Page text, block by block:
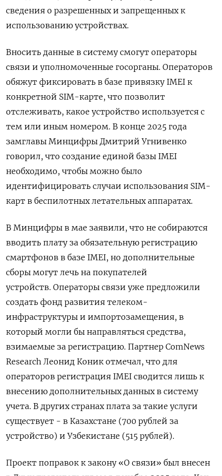
сведения о разрешенных и запрещенных к
использованию устройствах.
Вносить данные в систему смогут операторы
связи и уполномоченные госорганы. Операторов
обяжут фиксировать в базе привязку IMEI к
конкретной SIM-карте, что позволит
отслеживать, какое устройство используется с
тем или иным номером. В конце 2025 года
замглавы Минцифры Дмитрий Угнивенко
говорил, что создание единой базы IMEI
необходимо, чтобы можно было
идентифицировать случаи использования SIM-
карт в беспилотных летательных аппаратах.
В Минцифры в мае заявили, что не собираются
вводить плату за обязательную регистрацию
смартфонов в базе IMEI, но дополнительные
сборы могут лечь на покупателей
устройств. Операторы связи уже предложили
создать фонд развития телеком-
инфраструктуры и импортозамещения, в
который могли бы направляться средства,
взимаемые за регистрацию. Партнер ComNews
Research Леонид Коник отмечал, что для
операторов регистрация IMEI сводится лишь к
внесению дополнительных данных в систему
учета. В других странах плата за такие услуги
существует - в Казахстане (700 рублей за
устройство) и Узбекистане (515 рублей).
Проект поправок к закону «О связи» был внесен